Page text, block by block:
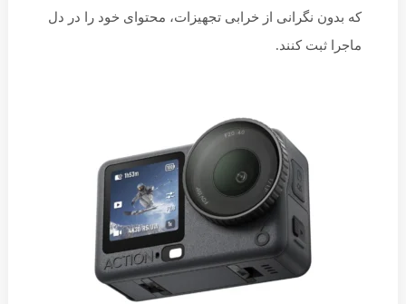
که بدون نگرانی از خرابی تجهیزات، محتوای خود را در دل
ماجرا ثبت کنند.